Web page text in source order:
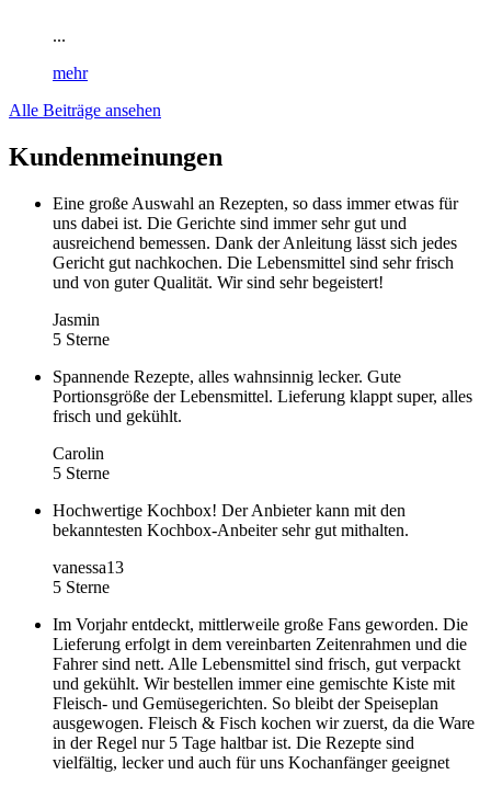
...
mehr
Alle Beiträge ansehen
Kundenmeinungen
Eine große Auswahl an Rezepten, so dass immer etwas für
uns dabei ist. Die Gerichte sind immer sehr gut und
ausreichend bemessen. Dank der Anleitung lässt sich jedes
Gericht gut nachkochen. Die Lebensmittel sind sehr frisch
und von guter Qualität. Wir sind sehr begeistert!
Jasmin
5 Sterne
Spannende Rezepte, alles wahnsinnig lecker. Gute
Portionsgröße der Lebensmittel. Lieferung klappt super, alles
frisch und gekühlt.
Carolin
5 Sterne
Hochwertige Kochbox! Der Anbieter kann mit den
bekanntesten Kochbox-Anbeiter sehr gut mithalten.
vanessa13
5 Sterne
Im Vorjahr entdeckt, mittlerweile große Fans geworden. Die
Lieferung erfolgt in dem vereinbarten Zeitenrahmen und die
Fahrer sind nett. Alle Lebensmittel sind frisch, gut verpackt
und gekühlt. Wir bestellen immer eine gemischte Kiste mit
Fleisch- und Gemüsegerichten. So bleibt der Speiseplan
ausgewogen. Fleisch & Fisch kochen wir zuerst, da die Ware
in der Regel nur 5 Tage haltbar ist. Die Rezepte sind
vielfältig, lecker und auch für uns Kochanfänger geeignet